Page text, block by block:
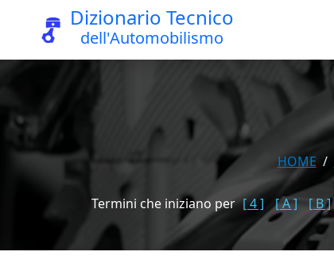
Dizionario Tecnico
dell'Automobilismo
HOME
Termini che iniziano per [ 4 ] [ A ] [ B ]